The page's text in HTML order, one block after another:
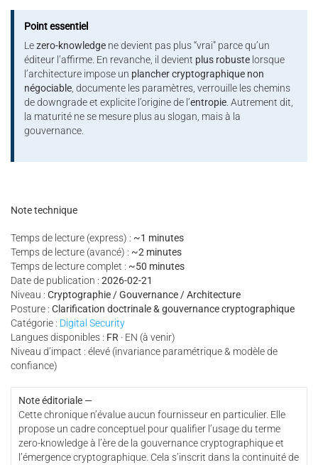
Point essentiel
Lezero-knowledge ne devient pas plus “vrai” parce qu’un
éditeur l’affirme. En revanche, il devient plus robuste lorsque
l’architecture impose un plancher cryptographique non
négociable, documente les paramètres, verrouille les chemins
de downgrade et explicite l’origine de l’entropie. Autrement dit,
la maturité ne se mesure plus au slogan, mais à la
gouvernance.
Note technique
Temps de lecture (express) : ~1 minutes
Temps de lecture (avancé) : ~2 minutes
Temps de lecture complet : ~50 minutes
Date de publication : 2026-02-21
Niveau : Cryptographie / Gouvernance / Architecture
Posture : Clarification doctrinale & gouvernance cryptographique
Catégorie : Digital Security
Langues disponibles : FR · EN (à venir)
Niveau d’impact : élevé (invariance paramétrique & modèle de
confiance)
Note éditoriale —
Cette chronique n’évalue aucun fournisseur en particulier. Elle
propose un cadre conceptuel pour qualifier l’usage du terme
zero-knowledge à l’ère de la gouvernance cryptographique et
l’émergence cryptographique. Cela s’inscrit dans la continuité de